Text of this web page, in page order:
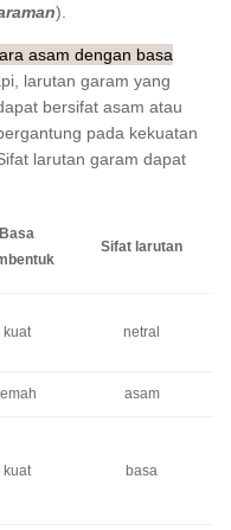
).
asam dengan basa
larutan garam yang
bersifat asam atau
pada kekuatan
larutan garam dapat
Basa
Sifat larutan
kuat netral
lemah asam
kuat basa